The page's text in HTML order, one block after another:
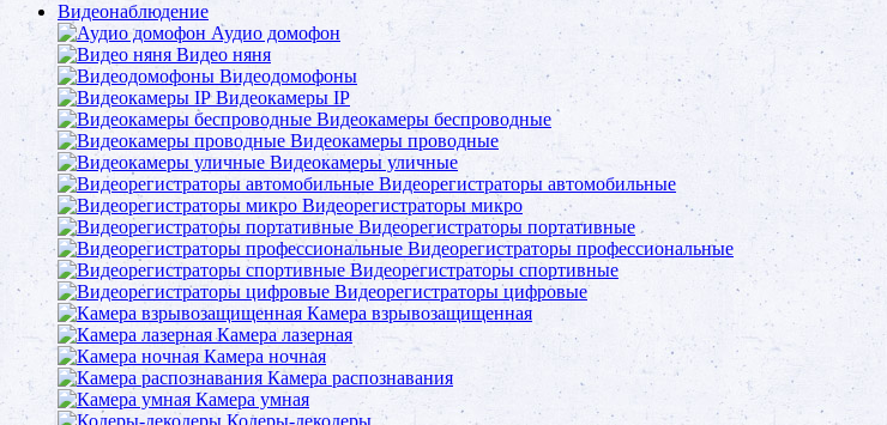
Видеонаблюдение
Аудио домофон
Видео няня
Видеодомофоны
Видеокамеры IP
Видеокамеры беспроводные
Видеокамеры проводные
Видеокамеры уличные
Видеорегистраторы автомобильные
Видеорегистраторы микро
Видеорегистраторы портативные
Видеорегистраторы профессиональные
Видеорегистраторы спортивные
Видеорегистраторы цифровые
Камера взрывозащищенная
Камера лазерная
Камера ночная
Камера распознавания
Камера умная
Кодеры-декодеры